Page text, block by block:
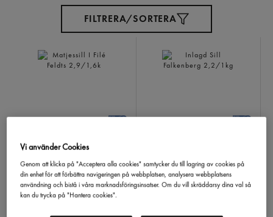
FILTRERA/SORTERA
Matjessill I Filé
Feldts2,9/1,6k
Vi använder Cookies
Genom att klicka på "Acceptera alla cookies" samtycker du till lagring av cookies på
din enhet för att förbättra navigeringen på webbplatsen, analysera webbplatsens
användning och bistå i våra marknadsföringsinsatser. Om du vill skräddarsy dina val så
kan du trycka på "Hantera cookies".